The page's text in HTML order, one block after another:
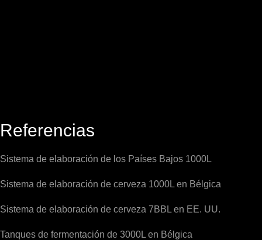
Referencias
Sistema de elaboración de los Países Bajos 1000L
Sistema de elaboración de cerveza 1000L en Bélgica
Sistema de elaboración de cerveza 7BBL en EE. UU.
Tanques de fermentación de 3000L en Bélgica